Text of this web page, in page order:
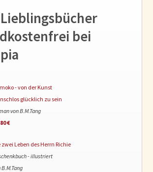
Lieblingsbücher
bei
- von der Kunst
glücklich zu sein
von B.M.Tang
€
zwei Leben des Herrn Richie
- illustriert
B.M.Tang